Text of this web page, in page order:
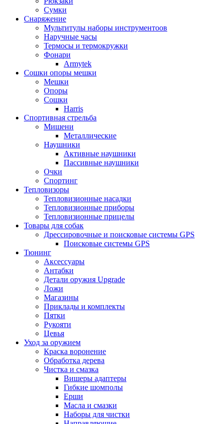
Сумки
Снаряжение
Мультитулы наборы инструментоов
Наручные часы
Термосы и термокружки
Фонари
Armytek
Сошки опоры мешки
Мешки
Опоры
Сошки
Harris
Спортивная стрельба
Мишени
Металлические
Наушники
Активные наушники
Пассивные наушники
Очки
Спортинг
Тепловизоры
Тепловизионные насадки
Тепловизионные приборы
Тепловизионные прицелы
Товары для собак
Дрессировочные и поисковые системы GPS
Поисковые системы GPS
Тюнинг
Аксессуары
Антабки
Детали оружия Upgrade
Ложи
Магазины
Приклады и комплекты
Пятки
Рукояти
Цевья
Уход за оружием
Краска воронение
Обработка дерева
Чистка и смазка
Вишеры адаптеры
Гибкие шомполы
Ерши
Масла и смазки
Наборы для чистки